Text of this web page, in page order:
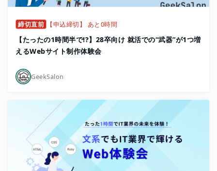
締切直前 【申込締切】 あと0時間
【たったの1時間半で!?】28卒向け 就活での“武器”が1つ増
えるWebサイト制作体験会
GeekSalon